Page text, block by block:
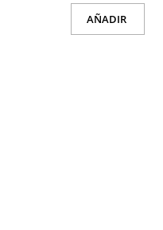
AÑADIR